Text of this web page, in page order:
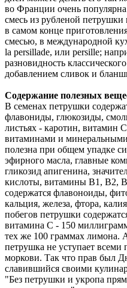
во Франции очень
смесь из рубленой
в самом конце
смесью, в международной
lа рersillade, или реrsille;
разновидность
добавлением сливок и
Содержание полезных
В семенах петрушки
флавониды, глюкозиды,
листьях - каротин, витамин
витаминами и
полезна при общем упадке
эфирного масла, главные
гликозид апигенина,
кислоты, витамины В1, В2,
содержатся флавоноиды,
кальция, железа, фтора,
побегов петрушки
витамина С - 150
тех же 100 граммах лимона.
петрушка не уступает
моркови. Так что прав был
славившийся своими
"Без петрушки и укропа